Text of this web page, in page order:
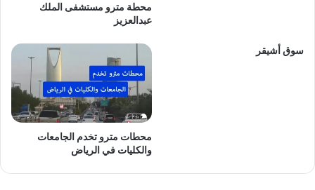
محطة مترو مستشفى الملك
عبدالعزيز
سوق أشيقر
محطات مترو تخدم الجامعات
والكليات في الرياض